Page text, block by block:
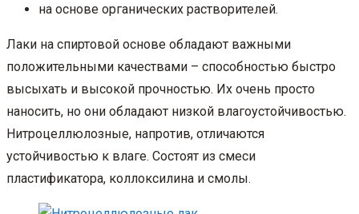
на основе органических растворителей.
Лаки на спиртовой основе обладают важными
положительными качествами – способностью быстро
высыхать и высокой прочностью. Их очень просто
наносить, но они обладают низкой влагоустойчивостью.
Нитроцеллюлозные, напротив, отличаются
устойчивостью к влаге. Состоят из смеси
пластификатора, коллоксилина и смолы.